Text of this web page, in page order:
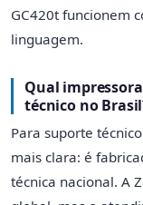
GC420t funcionem
linguagem.
Qual
técnico no
Para suporte
mais clara: é
técnica nacional. A